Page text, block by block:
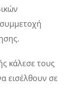
κάλεσε τους
εισέλθουν σε